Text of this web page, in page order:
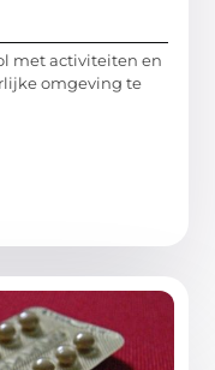
met activiteiten en
omgeving te